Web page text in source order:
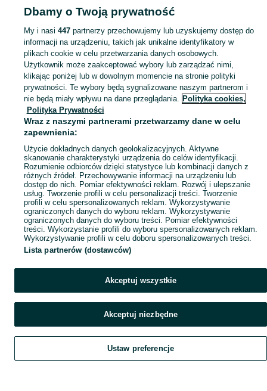
Skorzystaj z największego serwisu ogłoszeniowego - Karczew i okolice! Kupuj to, czego pragniesz i sprzedawaj to, czego już nie potrzebujesz!
Mapa kategorii
Mapa miejscowości
Mapa ministron
Popularne wyszukiwania
Szukaj Obserwujesz Dodaj Czat Konto
Dbamy o Twoją prywatność
My i nasi 447partnerzy przechowujemy lub uzyskujemy dostęp do
informacji na urządzeniu, takich jak unikalne identyfikatory w
plikach cookie w celu przetwarzania danych osobowych.
Użytkownik może zaakceptować wybory lub zarządzać nimi,
klikając poniżej lub w dowolnym momencie na stronie polityki
prywatności. Te wybory będą sygnalizowane naszym partnerom i
nie będą miały wpływu na dane przeglądania. Polityka cookies,
Polityka Prywatności
Wraz z naszymi partnerami przetwarzamy dane w celu
zapewnienia:
Użycie dokładnych danych geolokalizacyjnych. Aktywne
skanowanie charakterystyki urządzenia do celów identyfikacji.
Rozumienie odbiorców dzięki statystyce lub kombinacji danych z
różnych źródeł. Przechowywanie informacji na urządzeniu lub
dostęp do nich. Pomiar efektywności reklam. Rozwój i ulepszanie
usług. Tworzenie profili w celu personalizacji treści. Tworzenie
profili w celu spersonalizowanych reklam. Wykorzystywanie
ograniczonych danych do wyboru reklam. Wykorzystywanie
ograniczonych danych do wyboru treści. Pomiar efektywności
treści. Wykorzystanie profili do wyboru spersonalizowanych reklam.
Wykorzystywanie profili w celu doboru spersonalizowanych treści.
Lista partnerów (dostawców)
Akceptuj wszystkie
Akceptuj niezbędne
Ustaw preferencje